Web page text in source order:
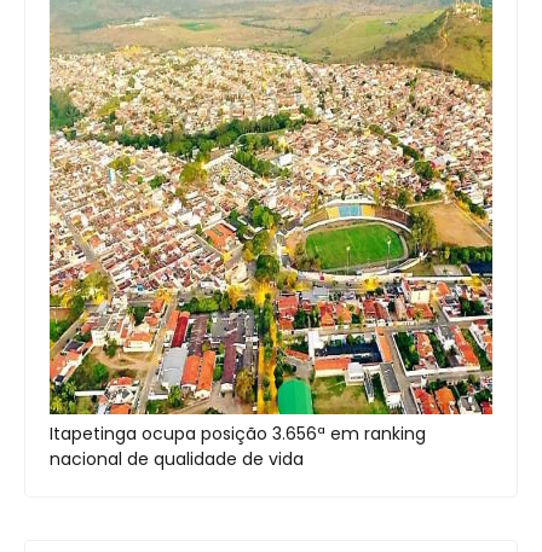
Itapetinga ocupa posição 3.656ª em ranking
nacional de qualidade de vida